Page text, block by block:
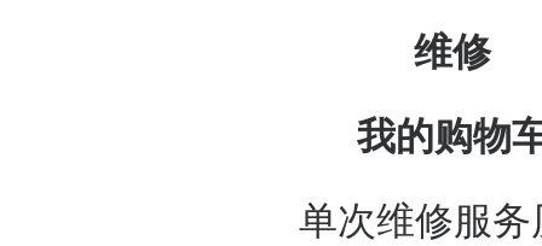
维修
我的购物
单次维修服务